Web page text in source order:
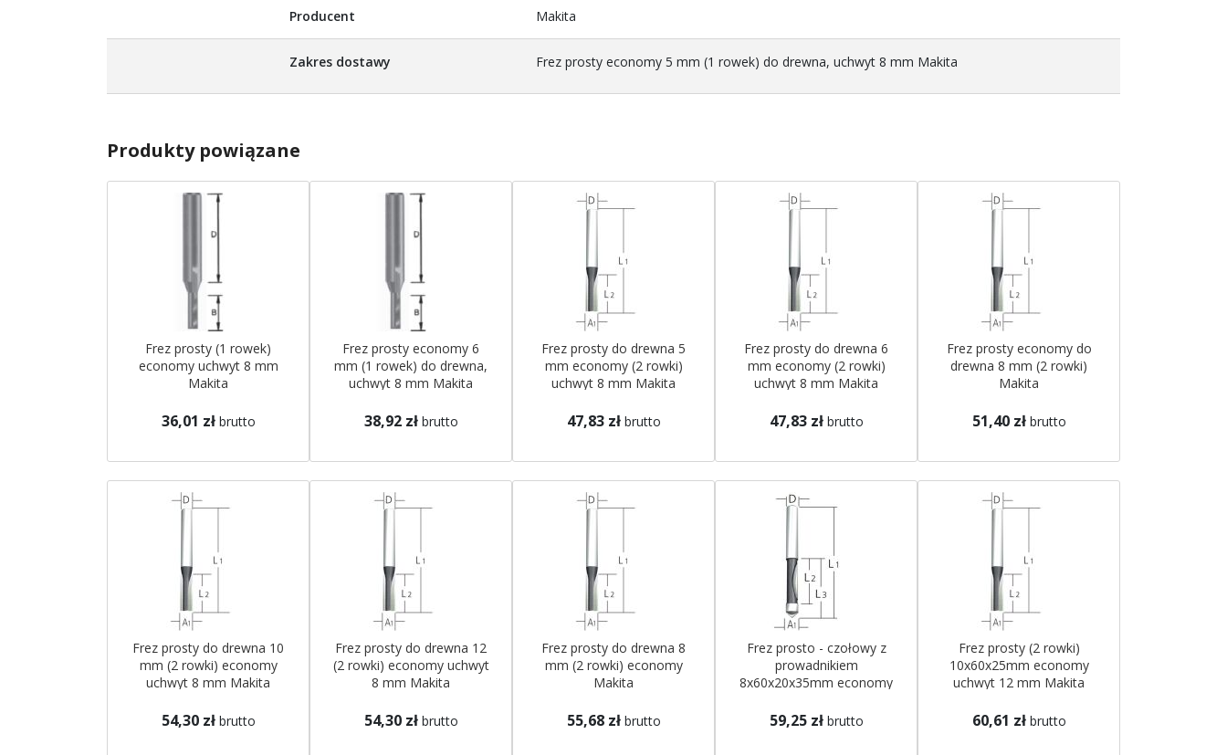
Producent Makita
Zakres dostawy Frez prosty economy 5 mm (1 rowek) do drewna, uchwyt 8 mm Makita
Produkty powiązane
Frez prosty (1 rowek)
economy uchwyt 8 mm
Makita
36,01 zł brutto
Frez prosty economy 6
mm (1 rowek) do drewna,
uchwyt 8 mm Makita
38,92 zł brutto
Frez prosty do drewna 5
mm economy (2 rowki)
uchwyt 8 mm Makita
47,83 zł brutto
Frez prosty do drewna 6
mm economy (2 rowki)
uchwyt 8 mm Makita
47,83 zł brutto
Frez prosty economy do
drewna 8 mm (2 rowki)
Makita
51,40 zł brutto
Frez prosty do drewna 10
mm (2 rowki) economy
uchwyt 8 mm Makita
54,30 zł brutto
Frez prosty do drewna 12
(2 rowki) economy uchwyt
8 mm Makita
54,30 zł brutto
Frez prosty do drewna 8
mm (2 rowki) economy
Makita
55,68 zł brutto
Frez prosto - czołowy z
prowadnikiem
8x60x20x35mm economy
59,25 zł brutto
Frez prosty (2 rowki)
10x60x25mm economy
uchwyt 12 mm Makita
60,61 zł brutto